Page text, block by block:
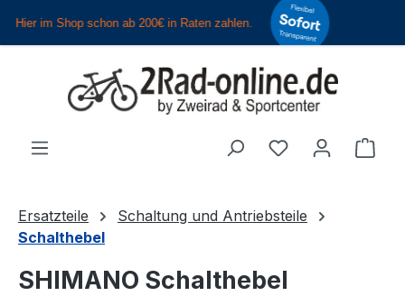
Zum Hauptinhalt springen
Du hast 0
Ersatzteile
Schaltung und Antriebsteile
Schalthebel
SHIMANO Schalthebel